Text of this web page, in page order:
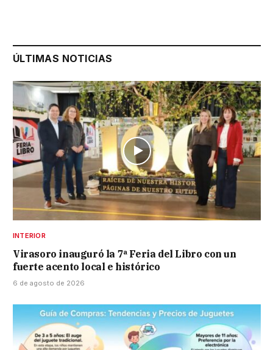
ÚLTIMAS NOTICIAS
INTERIOR
Virasoro inauguró la 7ª Feria del Libro con un
fuerte acento local e histórico
6 de agosto de 2026